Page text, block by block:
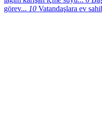
görev... 10 Vatandaşlara ev